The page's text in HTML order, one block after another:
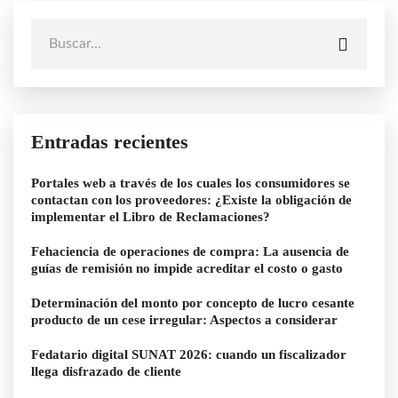
Entradas recientes
Portales web a través de los cuales los consumidores se
contactan con los proveedores: ¿Existe la obligación de
implementar el Libro de Reclamaciones?
Fehaciencia de operaciones de compra: La ausencia de
guías de remisión no impide acreditar el costo o gasto
Determinación del monto por concepto de lucro cesante
producto de un cese irregular: Aspectos a considerar
Fedatario digital SUNAT 2026: cuando un fiscalizador
llega disfrazado de cliente